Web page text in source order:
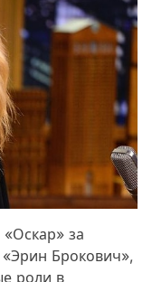
за
Брокович»,
роли в